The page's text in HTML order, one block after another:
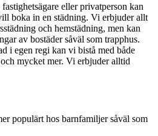
eller privatperson kan
boka in en städning. Vi erbjuder allt
och hemstädning, men kan
av bostäder såväl som trapphus.
i egen regi kan vi bistå med både
mycket mer. Vi erbjuder alltid
populärt hos barnfamiljer såväl som